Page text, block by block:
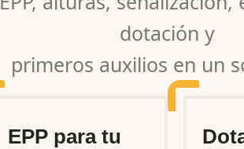
dotación y
primeros auxilios en un
EPP para tu